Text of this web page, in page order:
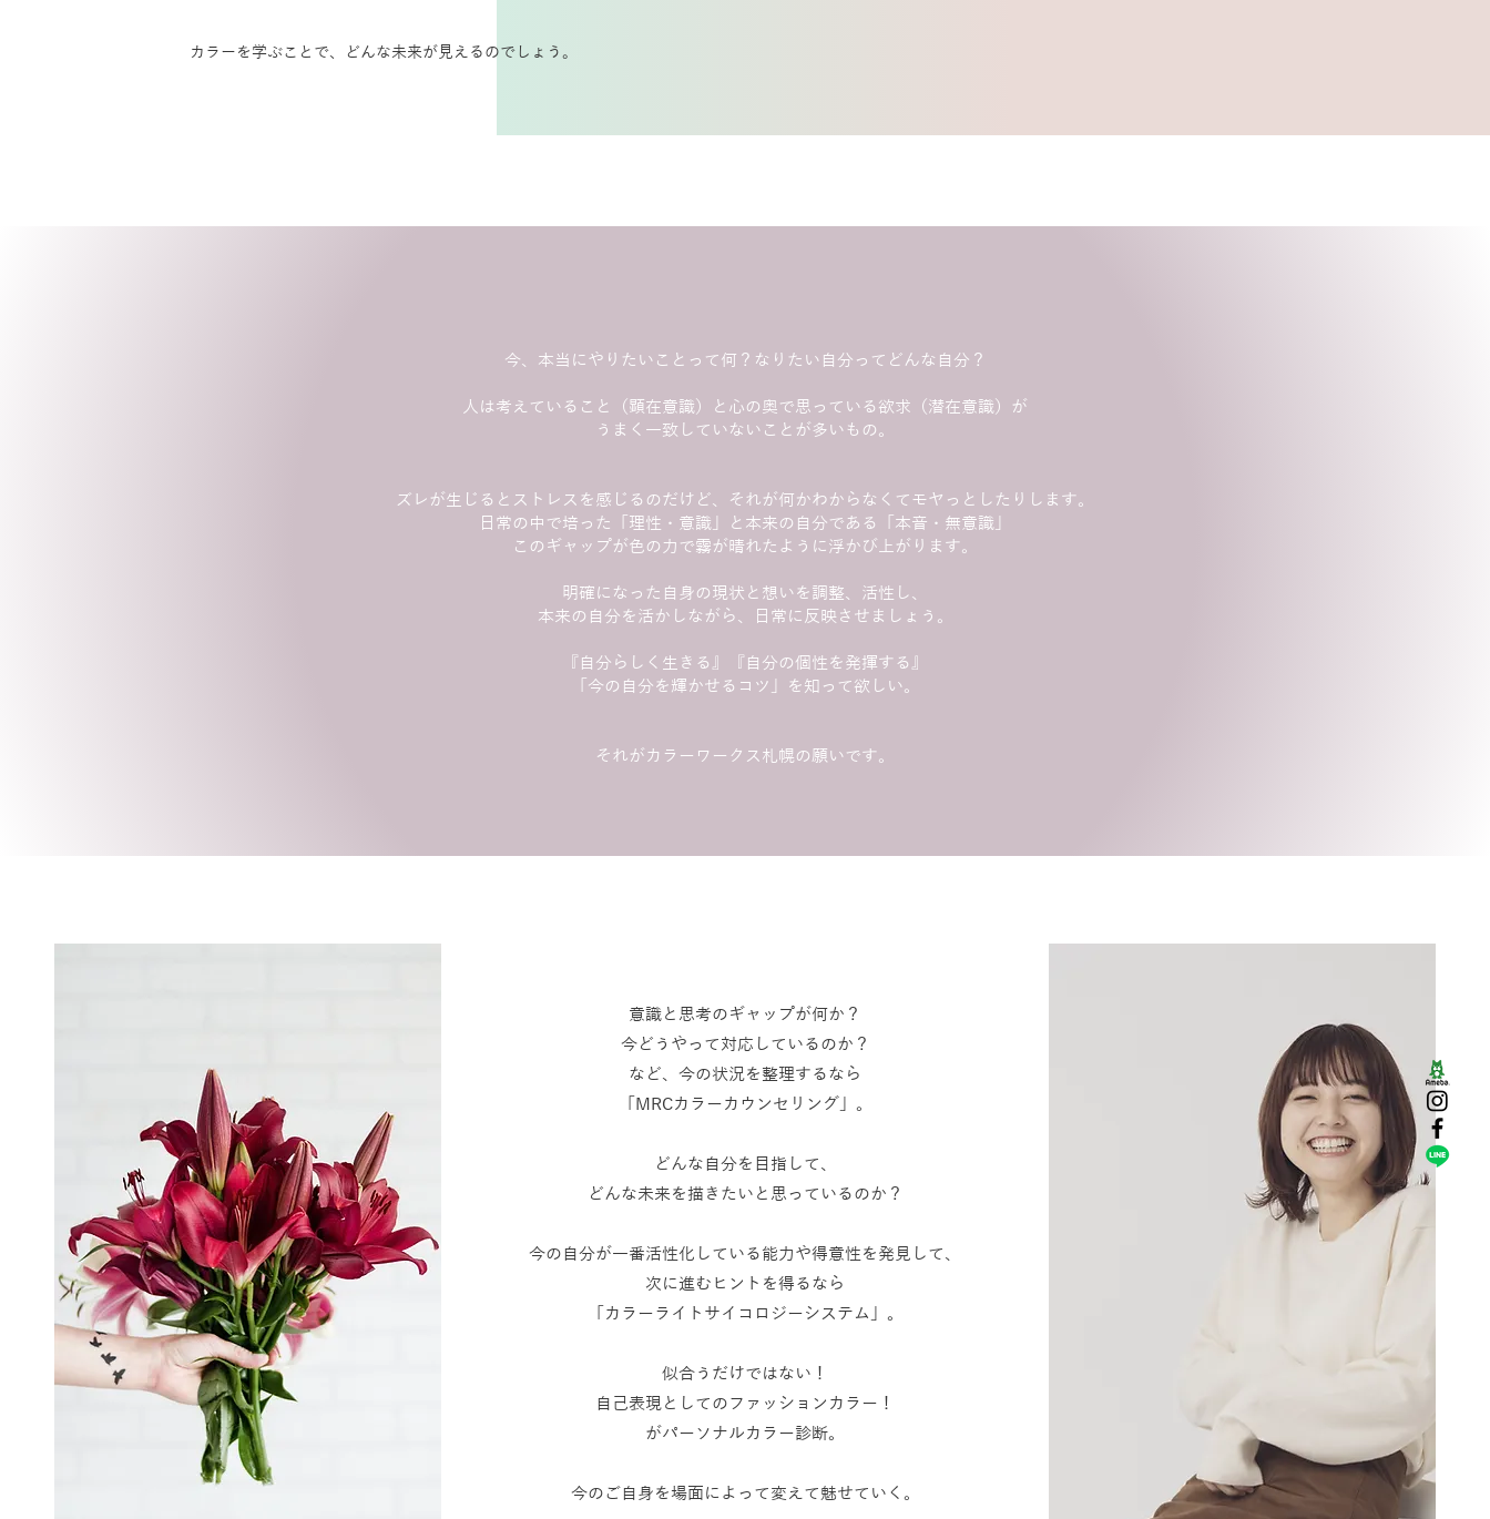
カラーを学ぶことで、どんな未来が見えるのでしょう。
今、本当にやりたいことって何？なりたい自分ってどんな自分？
人は考えていること（顕在意識）と心の奥で思っている欲求（潜在意識）が
うまく一致していないことが多いもの。
ズレが生じるとストレスを感じるのだけど、それが何かわからなくてモヤっとしたりします。
日常の中で培った「理性・意識」と本来の自分である「本音・無意識」
このギャップが色の力で霧が晴れたように浮かび上がります。
明確になった自身の現状と想いを調整、活性し、
本来の自分を活かしながら、日常に反映させましょう。
『自分らしく生きる』『自分の個性を発揮する』
「今の自分を輝かせるコツ」を知って欲しい。
それがカラーワークス札幌の願いです。
意識と思考のギャップが何か？
今どうやって対応しているのか？
など、今の状況を整理するなら
「MRCカラーカウンセリング」。
どんな自分を目指して、
どんな未来を描きたいと思っているのか？
今の自分が一番活性化している能力や得意性を発見して、
次に進むヒントを得るなら
「カラーライトサイコロジーシステム」。
似合うだけではない！
自己表現としてのファッションカラー！
がパーソナルカラー診断。
今のご自身を場面によって変えて魅せていく。